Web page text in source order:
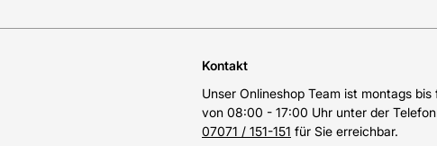
Kontakt
Unser Onlineshop Team ist montags bis
von 08:00 - 17:00 Uhr unter der
07071 / 151-151 für Sie erreichbar.